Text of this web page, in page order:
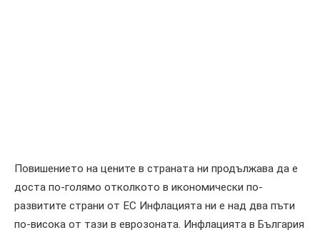
Повишението на цените в страната ни продължава да е
доста по-голямо отколкото в икономически по-
развитите страни от ЕС Инфлацията ни е над два пъти
по-висока от тази в еврозоната. Инфлацията в България